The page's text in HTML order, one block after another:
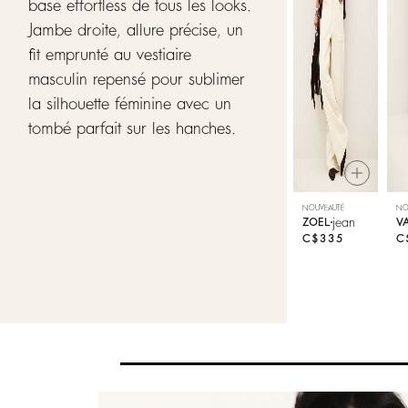
base effortless de tous les looks.
Jambe droite, allure précise, un
fit emprunté au vestiaire
masculin repensé pour sublimer
la silhouette féminine avec un
tombé parfait sur les hanches.
NOUVEAUTÉ
ZOEL jean
C$335